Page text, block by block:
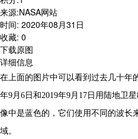
来源:NASA网站
时间: 2020年08月31日
收藏: 0
下载原图
详细信息
在上面的图片中可以看到过去几十年
年9月6日和2019年9月17日用陆地卫
像中是蓝色的，它们使用不同的波长
域。